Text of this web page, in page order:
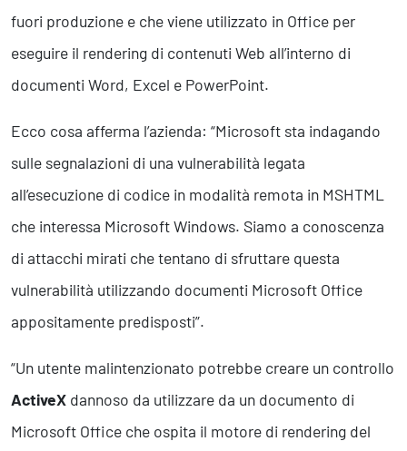
Safety
Sicurezza sul Lavoro
Cyber Security
fuori produzione e che viene utilizzato in Office per
eseguire il rendering di contenuti Web all’interno di
documenti Word, Excel e PowerPoint.
Ecco cosa afferma l’azienda: “Microsoft sta indagando
sulle segnalazioni di una vulnerabilità legata
all’esecuzione di codice in modalità remota in MSHTML
che interessa Microsoft Windows. Siamo a conoscenza
di attacchi mirati che tentano di sfruttare questa
vulnerabilità utilizzando documenti Microsoft Office
appositamente predisposti”.
“Un utente malintenzionato potrebbe creare un controllo
ActiveX dannoso da utilizzare da un documento di
Microsoft Office che ospita il motore di rendering del